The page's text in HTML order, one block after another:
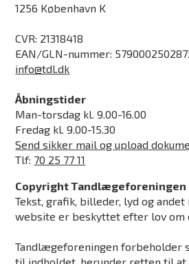
1256 København K
CVR: 21318418
EAN/GLN-nummer:
info@tdl.dk
Åbningstider
Man-torsdag kl. 9.00-16.00
Fredag kl. 9.00-15.30
Send sikker mail og upload
Tlf: 70 25 77 11
Copyright Tandlægeforeningen
Tekst, grafik, billeder, lyd og
website er beskyttet efter lov om
Tandlægeforeningen forbeholder